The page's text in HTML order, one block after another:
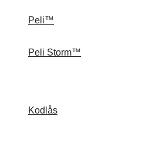
Peli™
Peli Storm™
Kodlås